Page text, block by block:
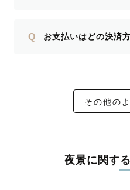
Q お支払いはどの決済
その他の
夜景に関す